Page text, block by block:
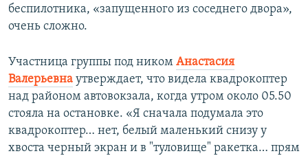
беспилотника, «запущенного из соседнего двора»,
очень сложно.
Участница группы под ником Анастасия
Валерьевна утверждает, что видела квадрокоптер
над районом автовокзала, когда утром около 05.50
стояла на остановке. «Я сначала подумала это
квадрокоптер… нет, белый маленький снизу у
хвоста черный экран и в "туловище" ракетка… прям